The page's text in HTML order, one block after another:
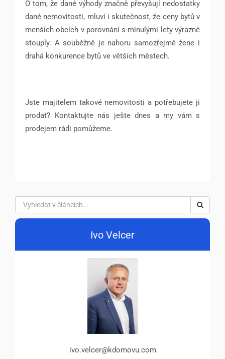
O tom, že dané výhody značně převyšují nedostatky
dané nemovitosti, mluví i skutečnost, že ceny bytů v
menších obcích v porovnání s minulými lety výrazně
stouply. A souběžně je nahoru samozřejmě žene i
drahá konkurence bytů ve větších městech.
Jste majitelem takové nemovitosti a potřebujete ji
prodat? Kontaktujte nás ješte dnes a my vám s
prodejem rádi pomůžeme.
Ivo Velcer
ivo.velcer@kdomovu.com